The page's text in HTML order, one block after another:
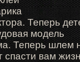
Теперь
модель
Теперь шлем
спасти вам